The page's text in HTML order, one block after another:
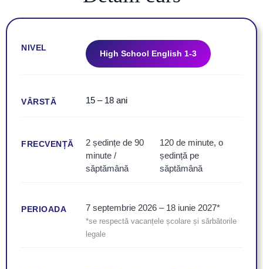
NIVEL
High School English 1-3
VÂRSTĂ 15 – 18 ani
FRECVENȚĂ
2 ședințe de 90
minute /
săptămână
120 de minute, o
ședință pe
săptămână
PERIOADA 7 septembrie 2026 – 18 iunie 2027*
*se respectă vacanțele școlare și sărbătorile
legale